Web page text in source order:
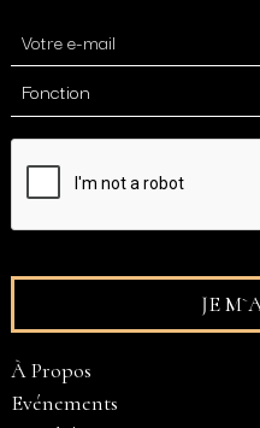
À Propos
Evénements